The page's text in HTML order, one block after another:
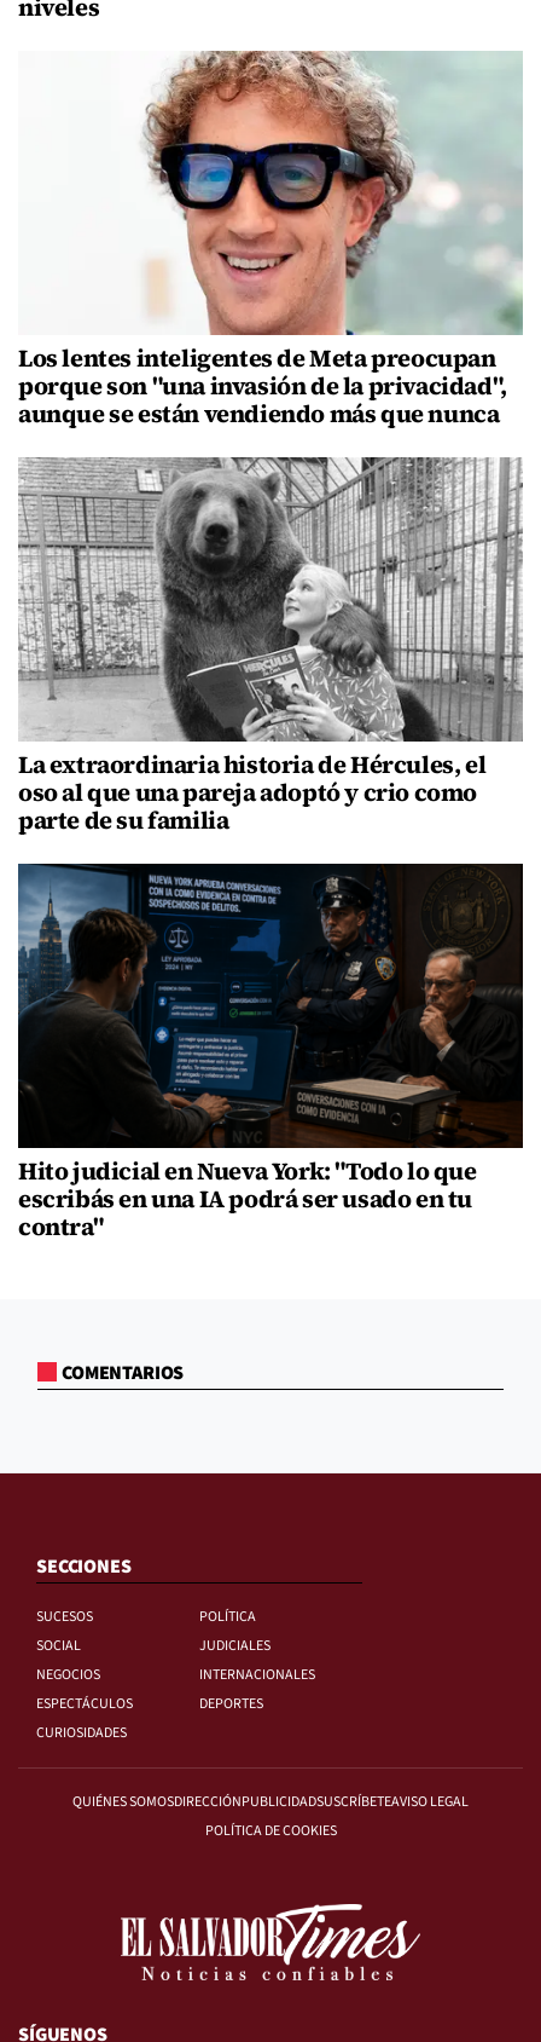
niveles
Los lentes inteligentes de Meta preocupan
porque son "una invasión de la privacidad",
aunque se están vendiendo más que nunca
La extraordinaria historia de Hércules, el
oso al que una pareja adoptó y crio como
parte de su familia
Hito judicial en Nueva York: "Todo lo que
escribás en una IA podrá ser usado en tu
contra"
COMENTARIOS
SECCIONES
SUCESOS
POLÍTICA
SOCIAL
JUDICIALES
NEGOCIOS
INTERNACIONALES
ESPECTÁCULOS
DEPORTES
CURIOSIDADES
QUIÉNES SOMOSDIRECCIÓNPUBLICIDADSUSCRÍBETEAVISO LEGAL
POLÍTICA DE COOKIES
SÍGUENOS